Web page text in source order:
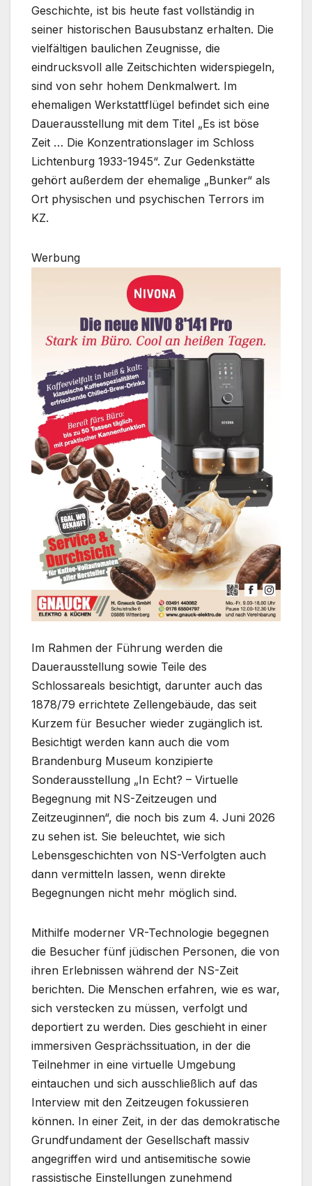
Geschichte, ist bis heute fast vollständig in
seiner historischen Bausubstanz erhalten. Die
vielfältigen baulichen Zeugnisse, die
eindrucksvoll alle Zeitschichten widerspiegeln,
sind von sehr hohem Denkmalwert. Im
ehemaligen Werkstattflügel befindet sich eine
Dauerausstellung mit dem Titel „Es ist böse
Zeit … Die Konzentrationslager im Schloss
Lichtenburg 1933-1945“. Zur Gedenkstätte
gehört außerdem der ehemalige „Bunker“ als
Ort physischen und psychischen Terrors im
KZ.
Werbung
Im Rahmen der Führung werden die
Dauerausstellung sowie Teile des
Schlossareals besichtigt, darunter auch das
1878/79 errichtete Zellengebäude, das seit
Kurzem für Besucher wieder zugänglich ist.
Besichtigt werden kann auch die vom
Brandenburg Museum konzipierte
Sonderausstellung „In Echt? – Virtuelle
Begegnung mit NS-Zeitzeugen und
Zeitzeuginnen“, die noch bis zum 4. Juni 2026
zu sehen ist. Sie beleuchtet, wie sich
Lebensgeschichten von NS-Verfolgten auch
dann vermitteln lassen, wenn direkte
Begegnungen nicht mehr möglich sind.
Mithilfe moderner VR-Technologie begegnen
die Besucher fünf jüdischen Personen, die von
ihren Erlebnissen während der NS-Zeit
berichten. Die Menschen erfahren, wie es war,
sich verstecken zu müssen, verfolgt und
deportiert zu werden. Dies geschieht in einer
immersiven Gesprächssituation, in der die
Teilnehmer in eine virtuelle Umgebung
eintauchen und sich ausschließlich auf das
Interview mit den Zeitzeugen fokussieren
können. In einer Zeit, in der das demokratische
Grundfundament der Gesellschaft massiv
angegriffen wird und antisemitische sowie
rassistische Einstellungen zunehmend